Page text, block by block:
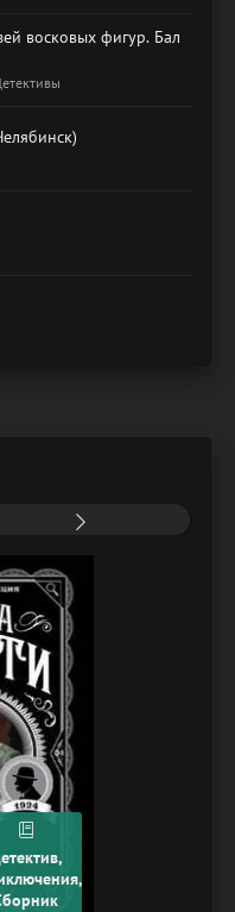
восковых фигур. Бал